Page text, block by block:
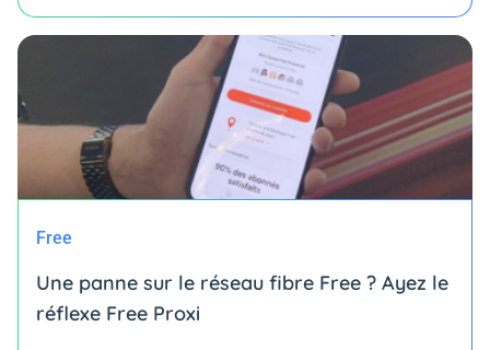
Free
Une panne sur le réseau fibre Free ? Ayez le
réflexe Free Proxi